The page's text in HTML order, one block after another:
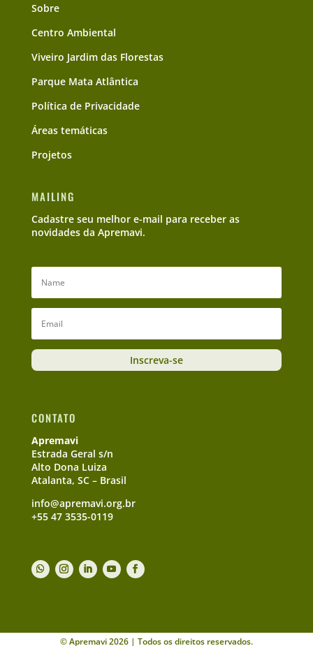
Sobre
Centro Ambiental
Viveiro Jardim das Florestas
Parque Mata Atlântica
Política de Privacidade
Áreas temáticas
Projetos
MAILING
Cadastre seu melhor e-mail para receber as
novidades da Apremavi.
Inscreva-se
CONTATO
Apremavi
Estrada Geral s/n
Alto Dona Luiza
Atalanta, SC – Brasil
info@apremavi.org.br
+55 47 3535-0119
© Apremavi 2026 | Todos os direitos reservados.